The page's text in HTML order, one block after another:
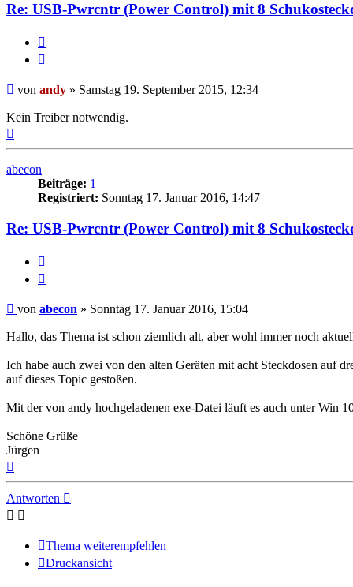
Re: USB-Pwrcntr (Power Control) mit 8
Beitrag
von andy » Samstag 19. September 2015, 12:34
Kein Treiber notwendig.
abecon
Beiträge: 1
Registriert: Sonntag 17. Januar 2016, 14:47
Re: USB-Pwrcntr (Power Control) mit 8
Beitrag
von abecon » Sonntag 17. Januar 2016, 15:04
Hallo, das Thema ist schon ziemlich alt, aber wohl immer noch
Ich habe auch zwei von den alten Geräten mit acht Steckdosen auf
auf dieses Topic gestoßen.
Mit der von andy hochgeladenen exe-Datei läuft es auch unter Win
Schöne Grüße
Jürgen
Antworten
Thema weiterempfehlen
Druckansicht